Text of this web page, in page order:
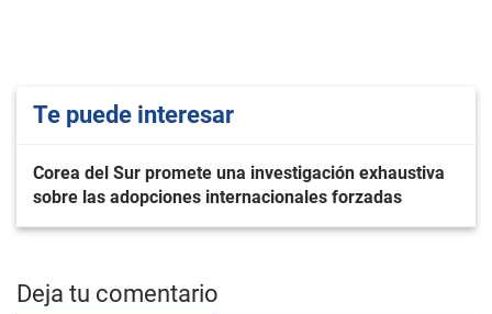
Te puede interesar
Corea del Sur promete una investigación exhaustiva
sobre las adopciones internacionales forzadas
Deja tu comentario